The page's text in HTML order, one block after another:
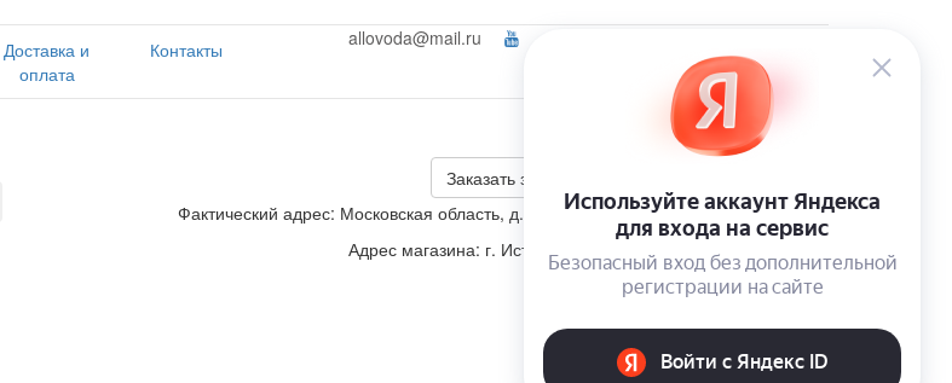
Доставка и
оплата
Контакты allovoda@mail.ru
Ваш город:
+7 (495) 223-46-26
Заказать звонок
Фактический адрес: Московская область, д. Корсаково, ул. Изумрудная, участок 5
Адрес магазина: г. Истра, п. Пионерский, ул. Школьная, д. 4